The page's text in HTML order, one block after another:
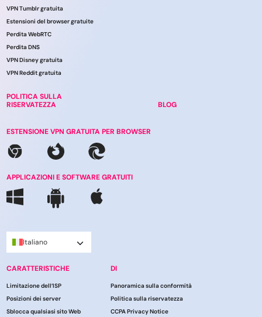
VPN Tumblr gratuita
Estensioni del browser gratuite
Perdita WebRTC
Perdita DNS
VPN Disney gratuita
VPN Reddit gratuita
POLITICA SULLA
RISERVATEZZA
BLOG
ESTENSIONE VPN GRATUITA PER BROWSER
APPLICAZIONI E SOFTWARE GRATUITI
Italiano
CARATTERISTICHE
Limitazione dell’ISP
Posizioni dei server
Sblocca qualsiasi sito Web
DI
Panoramica sulla conformità
Politica sulla riservatezza
CCPA Privacy Notice